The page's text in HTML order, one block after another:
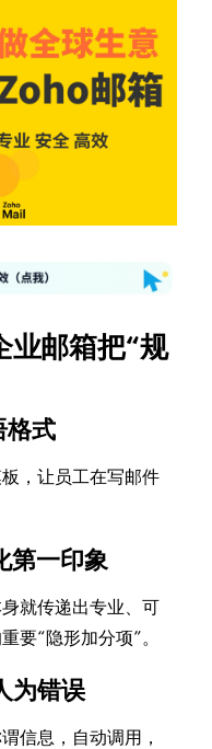
业邮箱把“规
格式
，让员工在写邮件
第一印象
就传递出专业、可
要“隐形加分项”。
为错误
信息，自动调用，